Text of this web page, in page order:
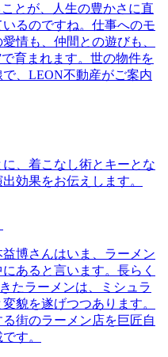
とが、人生の豊かさに直
るのですね。仕事へのモ
情も、仲間との遊びも、
育まれます。世の物件を
、LEON不動産がご案内
、着こなし術とキーとな
効果をお伝えします。
博さんはいま、ラーメン
あると言います。長らく
たラーメンは、ミシュラ
貌を遂げつつあります。
街のラーメン店を巨匠自
す。